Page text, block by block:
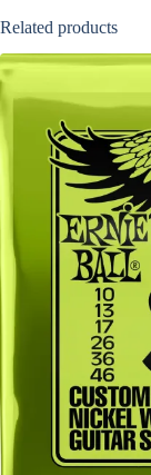
Related products